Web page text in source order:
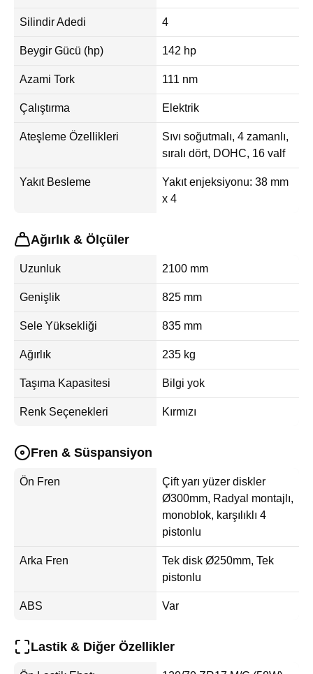
Silindir Adedi 4
Beygir Gücü (hp) 142 hp
Azami Tork 111 nm
Çalıştırma Elektrik
Ateşleme Özellikleri
Sıvı soğutmalı, 4 zamanlı,
sıralı dört, DOHC, 16 valf
Yakıt Besleme
Yakıt enjeksiyonu: 38 mm
x 4
Ağırlık & Ölçüler
Uzunluk 2100 mm
Genişlik 825 mm
Sele Yüksekliği 835 mm
Ağırlık 235 kg
Taşıma Kapasitesi Bilgi yok
Renk Seçenekleri Kırmızı
Fren & Süspansiyon
Ön Fren
Çift yarı yüzer diskler
Ø300mm, Radyal montajlı,
monoblok, karşılıklı 4
pistonlu
Arka Fren
Tek disk Ø250mm, Tek
pistonlu
ABS Var
Lastik & Diğer Özellikler